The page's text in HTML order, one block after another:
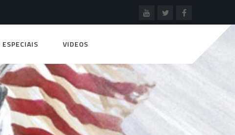
ESPECIAIS VIDEOS